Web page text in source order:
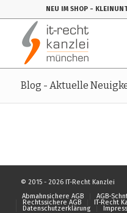
NEU IM SHOP -
Blog - Aktuelle
© 2015 - 2026 IT-Recht Kanzlei
Abmahnsichere AGB
AGB-
Rechtssichere AGB IT-Recht
Datenschutzerklärung